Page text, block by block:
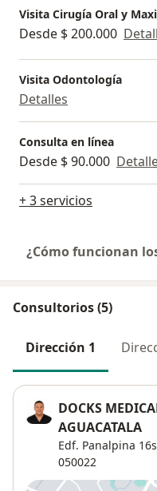
Visita Cirugía Oral y
Desde $ 200.000
Visita Odontología
Detalles
Consulta en línea
Desde $ 90.000
+ 3 servicios
¿Cómo funcionan
Consultorios (5)
Dirección 1
DOCKS
AGUACATALA
Edf. Panalpina
050022